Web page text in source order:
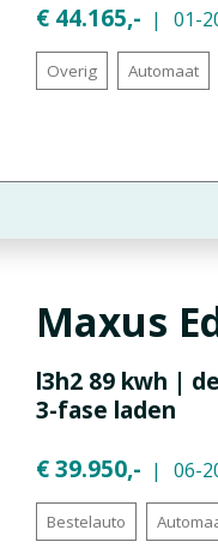
€ 44.165,-
01-
Overig Automaat
Maxus
l3h2 89 kwh |
3-fase laden
€ 39.950,-
06-
Bestelauto